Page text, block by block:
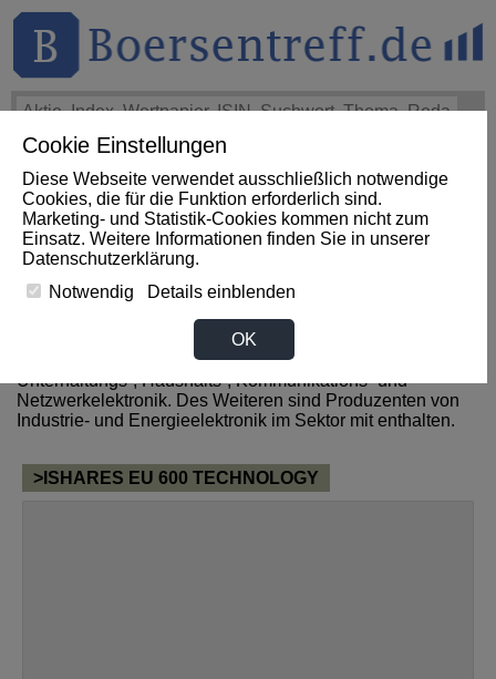
Cookie Einstellungen
Diese Webseite verwendet ausschließlich notwendige
Cookies, die für die Funktion erforderlich sind.
Marketing- und Statistik-Cookies kommen nicht zum
Einsatz. Weitere Informationen finden Sie in unserer
Datenschutzerklärung.
Notwendig
Details einblenden
OK
THEMEN HOT-STOCKS
Top- News zum Sektor
Elektronik / Software
Zum Sektor Elektronik und Software gehören alle
Hersteller von Hard- & Software für Computer-,
Unterhaltungs-, Haushalts-, Kommunikations- und
Netzwerkelektronik. Des Weiteren sind Produzenten von
Industrie- und Energieelektronik im Sektor mit enthalten.
>ISHARES EU 600 TECHNOLOGY